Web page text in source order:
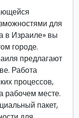
для
в Израиле» вы
городе.
предлагают
Работа
процессов,
рабочем месте.
пакет,